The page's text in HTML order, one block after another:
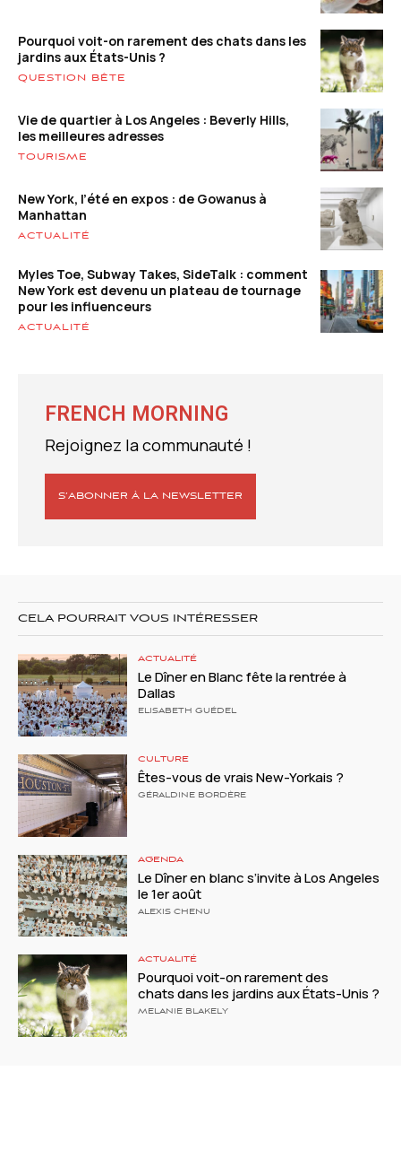
Pourquoi voit-on rarement des chats dans les
jardins aux États-Unis ?
QUESTION BÊTE
Vie de quartier à Los Angeles : Beverly Hills,
les meilleures adresses
TOURISME
New York, l’été en expos : de Gowanus à
Manhattan
ACTUALITÉ
Myles Toe, Subway Takes, SideTalk : comment
New York est devenu un plateau de tournage
pour les influenceurs
ACTUALITÉ
FRENCH MORNING
Rejoignez la communauté !
S’ABONNER À LA NEWSLETTER
CELA POURRAIT VOUS INTÉRESSER
ACTUALITÉ
Le Dîner en Blanc fête la rentrée à
Dallas
ELISABETH GUÉDEL
CULTURE
Êtes-vous de vrais New-Yorkais ?
GÉRALDINE BORDÈRE
AGENDA
Le Dîner en blanc s’invite à Los Angeles
le 1er août
ALEXIS CHENU
ACTUALITÉ
Pourquoi voit-on rarement des
chats dans les jardins aux États-Unis ?
MELANIE BLAKELY